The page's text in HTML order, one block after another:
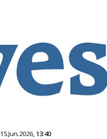
15.Jun.2026, 13:40